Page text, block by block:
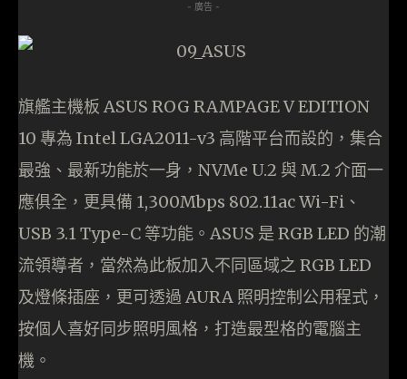
- 廣告 -
旗艦主機板 ASUS ROG RAMPAGE V EDITION
10 專為 Intel LGA2011-v3 高階平台而設的，集合
最強、最新功能於一身，NVMe U.2 與 M.2 介面一
應俱全，更具備 1,300Mbps 802.11ac Wi-Fi、
USB 3.1 Type-C 等功能。ASUS 是 RGB LED 的潮
流領導者，當然為此板加入不同區域之 RGB LED
及燈條插座，更可透過 AURA 照明控制公用程式，
按個人喜好同步照明風格，打造最型格的電腦主
機。